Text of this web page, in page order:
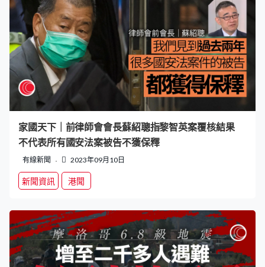
家國天下｜前律師會會長蘇紹聰指黎智英案覆核結果
不代表所有國安法案被告不獲保釋
有線新聞 2023年09月10日
新聞資訊 港聞